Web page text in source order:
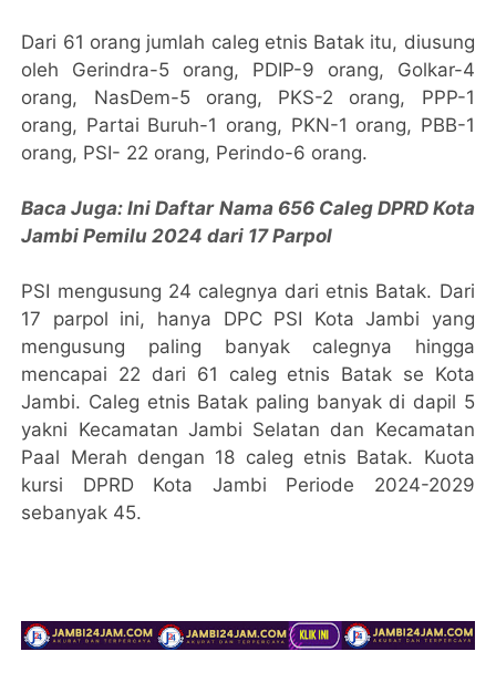
Dari 61 orang jumlah caleg etnis Batak itu, diusung
oleh Gerindra-5 orang, PDIP-9 orang, Golkar-4
orang, NasDem-5 orang, PKS-2 orang, PPP-1
orang, Partai Buruh-1 orang, PKN-1 orang, PBB-1
orang, PSI- 22 orang, Perindo-6 orang.
Baca Juga: Ini Daftar Nama 656 Caleg DPRD Kota
Jambi Pemilu 2024 dari 17 Parpol
PSI mengusung 24 calegnya dari etnis Batak. Dari
17 parpol ini, hanya DPC PSI Kota Jambi yang
mengusung paling banyak calegnya hingga
mencapai 22 dari 61 caleg etnis Batak se Kota
Jambi. Caleg etnis Batak paling banyak di dapil 5
yakni Kecamatan Jambi Selatan dan Kecamatan
Paal Merah dengan 18 caleg etnis Batak. Kuota
kursi DPRD Kota Jambi Periode 2024-2029
sebanyak 45.